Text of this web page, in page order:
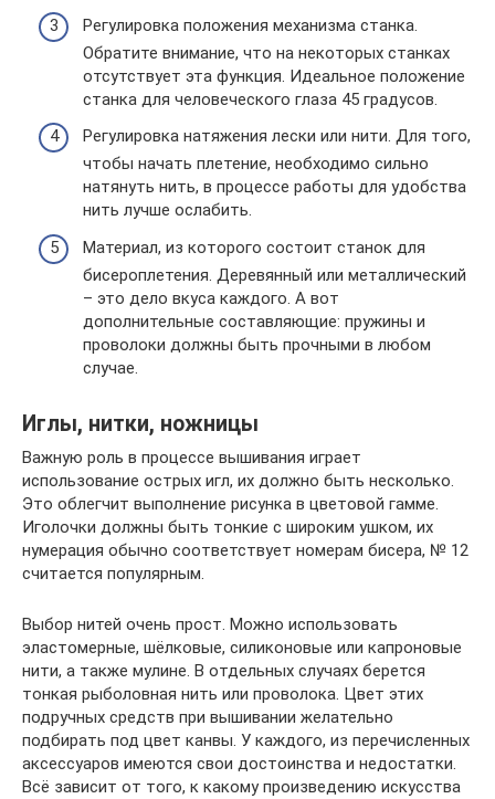
Регулировка положения механизма станка.
Обратите внимание, что на некоторых станках
отсутствует эта функция. Идеальное положение
станка для человеческого глаза 45 градусов.
Регулировка натяжения лески или нити. Для того,
чтобы начать плетение, необходимо сильно
натянуть нить, в процессе работы для удобства
нить лучше ослабить.
Материал, из которого состоит станок для
бисероплетения. Деревянный или металлический
– это дело вкуса каждого. А вот
дополнительные составляющие: пружины и
проволоки должны быть прочными в любом
случае.
Иглы, нитки, ножницы
Важную роль в процессе вышивания играет
использование острых игл, их должно быть несколько.
Это облегчит выполнение рисунка в цветовой гамме.
Иголочки должны быть тонкие с широким ушком, их
нумерация обычно соответствует номерам бисера, № 12
считается популярным.
Выбор нитей очень прост. Можно использовать
эластомерные, шёлковые, силиконовые или капроновые
нити, а также мулине. В отдельных случаях берется
тонкая рыболовная нить или проволока. Цвет этих
подручных средств при вышивании желательно
подбирать под цвет канвы. У каждого, из перечисленных
аксессуаров имеются свои достоинства и недостатки.
Всё зависит от того, к какому произведению искусства